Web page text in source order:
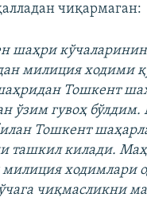
чиқармаган:
шаҳри
милиция ходими
Тошкент
ўзим гувоҳ
Тошкент
ташкил килади.
милиция ходимлари
чиқмасликни